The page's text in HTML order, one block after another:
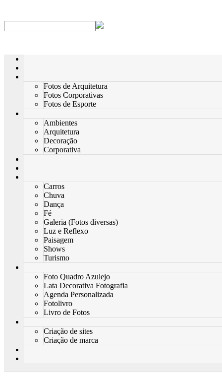
Fotos de Arquitetura
Fotos Corporativas
Fotos de Esporte
Ambientes
Arquitetura
Decoração
Corporativa
Carros
Chuva
Dança
Fé
Galeria (Fotos diversas)
Luz e Reflexo
Paisagem
Shows
Turismo
Foto Quadro Azulejo
Lata Decorativa Fotografia
Agenda Personalizada
Fotolivro
Livro de Fotos
Criação de sites
Criação de marca